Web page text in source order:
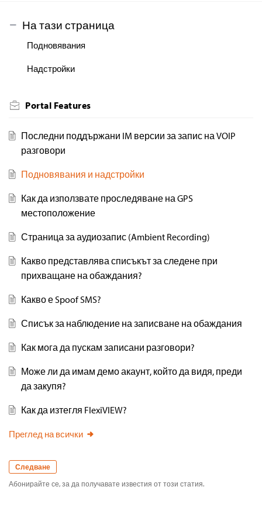
На тази страница
Подновявания
Надстройки
Следване
Абонирайте се, за да получавате известия от този статия.
Portal Features
Последни поддържани IM версии за запис на VOIP
разговори
Подновявания и надстройки
Как да използвате проследяване на GPS
местоположение
Страница за аудиозапис (Ambient Recording)
Какво представлява списъкът за следене при
прихващане на обаждания?
Какво е Spoof SMS?
Списък за наблюдение на записване на обаждания
Как мога да пускам записани разговори?
Може ли да имам демо акаунт, който да видя, преди
да закупя?
Как да изтегля FlexiVIEW?
Преглед на всички